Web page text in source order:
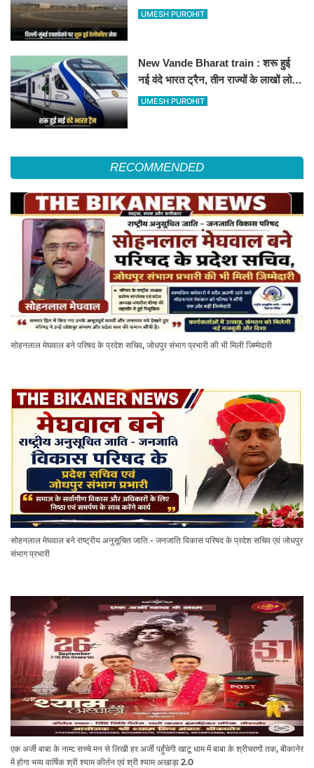
हेलीकॉप्टर सर्विस से तुरंत घायल पहुंचेगा
UMESH PUROHIT
New Vande Bharat train : शरू हुई
नई वंदे भारत ट्रैन, तीन राज्यों के लाखों लोगों
का सफर होगा आसान, देखें पूरा रूटमैप
UMESH PUROHIT
RECOMMENDED
सोहनलाल मेघवाल बने परिषद के प्रदेश सचिव, जोधपुर संभाग प्रभारी की भी मिली जिम्मेदारी
सोहनलाल मेघवाल बने राष्ट्रीय अनुसूचित जाति - जनजाति विकास परिषद के प्रदेश सचिव एवं जोधपुर
संभाग प्रभारी
एक अर्जी बाबा के नाम: सच्चे मन से लिखी हर अर्जी पहुँचेगी खाटू धाम में बाबा के श्रीचरणों तक, बीकानेर
में होगा भव्य वार्षिक श्री श्याम कीर्तन एवं श्री श्याम अखाड़ा 2.0